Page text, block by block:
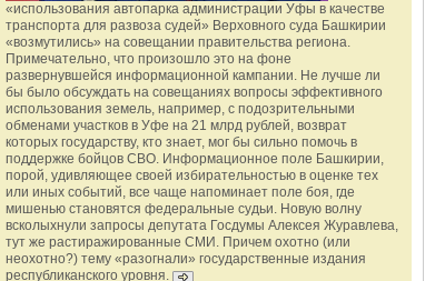
«использования автопарка администрации Уфы в качестве
транспорта для развоза судей» Верховного суда Башкирии
«возмутились» на совещании правительства региона.
Примечательно, что произошло это на фоне
развернувшейся информационной кампании. Не лучше ли
бы было обсуждать на совещаниях вопросы эффективного
использования земель, например, с подозрительными
обменами участков в Уфе на 21 млрд рублей, возврат
которых государству, кто знает, мог бы сильно помочь в
поддержке бойцов СВО. Информационное поле Башкирии,
порой, удивляющее своей избирательностью в оценке тех
или иных событий, все чаще напоминает поле боя, где
мишенью становятся федеральные судьи. Новую волну
всколыхнули запросы депутата Госдумы Алексея Журавлева,
тут же растиражированные СМИ. Причем охотно (или
неохотно?) тему «разогнали» государственные издания
республиканского уровня.